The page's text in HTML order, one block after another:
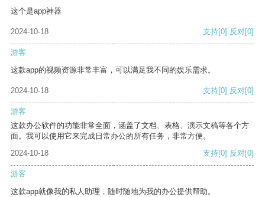
这个是app神器
2024-10-18 支持[0] 反对[0]
游客
这款app的视频资源非常丰富，可以满足我不同的娱乐需求。
2024-10-18 支持[0] 反对[0]
游客
这款办公软件的功能非常全面，涵盖了文档、表格、演示文稿等各个方
面。我可以使用它来完成日常办公的所有任务，非常方便。
2024-10-18
支持[0] 反对[0]
游客
这款app就像我的私人助理，随时随地为我的办公提供帮助。